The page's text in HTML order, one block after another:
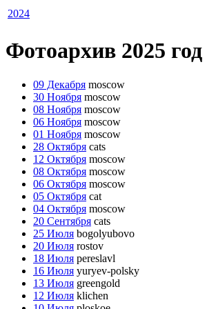
2024
Фотоархив 2025 год
09 Декабря moscow
30 Ноября moscow
08 Ноября moscow
06 Ноября moscow
01 Ноября moscow
28 Октября cats
12 Октября moscow
08 Октября moscow
06 Октября moscow
05 Октября cat
04 Октября moscow
20 Сентября cats
25 Июля bogolyubovo
20 Июля rostov
18 Июля pereslavl
16 Июля yuryev-polsky
13 Июля greengold
12 Июля klichen